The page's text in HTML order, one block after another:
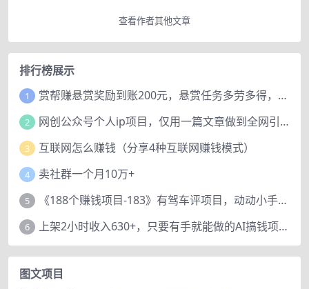
查看作者其他文章
排行榜展示
1 赏帮赚悬赏奖励到账200元，悬赏任务多劳多得，人人可做。
2 网创公众号个人ip项目，仅用一篇文章做到全网引流！
3 互联网怎么赚钱（分享4种互联网赚钱模式）
4 卖社群一个月10万+
5 《188个赚钱项目-183》有驾车评项目，动动小手，复制粘贴赚44元！
6 上架2小时收入630+，只要有手就能做的AI搞钱项目，奶奶看完都能学会!
图文项目